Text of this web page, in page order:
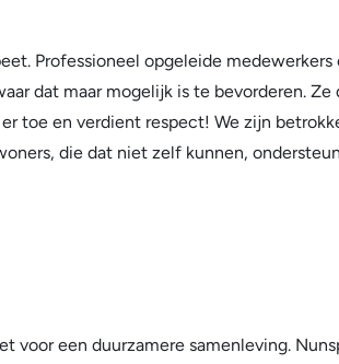
Professioneel opgeleide medewerkers
dat maar mogelijk is te bevorderen. Ze
toe en verdient respect! We zijn
die dat niet zelf kunnen,
voor een duurzamere samenleving.